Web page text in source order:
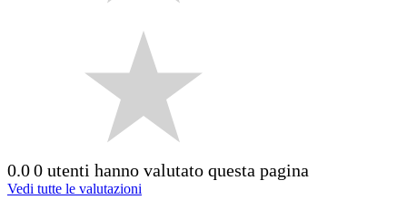
0.00 utenti hanno valutato questa pagina
Vedi tutte le valutazioni